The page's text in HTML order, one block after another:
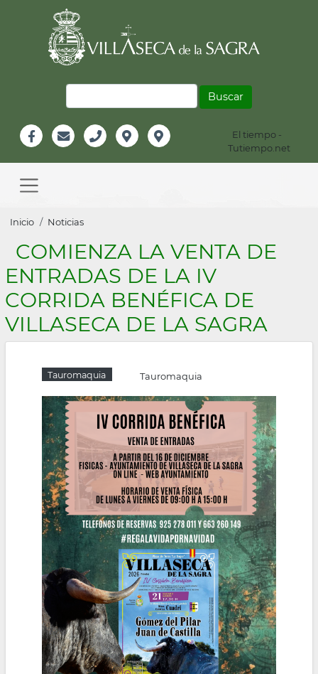
Información
Header
El tiempo -
Tutiempo.net
navigation
Sobrescribir
enlaces
de
ayuda
a
la
navegación
Inicio Noticias
COMIENZA LA VENTA DE
ENTRADAS DE LA IV
CORRIDA BENÉFICA DE
VILLASECA DE LA SAGRA
Tauromaquia Tauromaquia